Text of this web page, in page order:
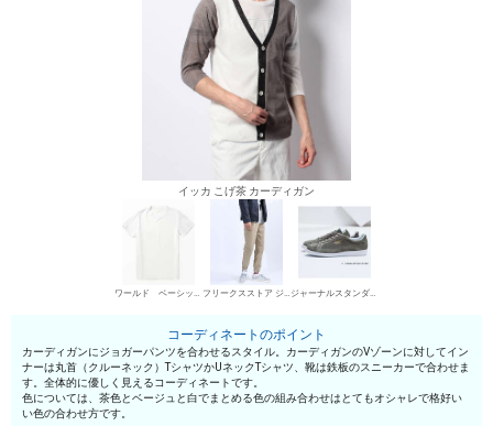
イッカ こげ茶 カーディガン
ワールド ベーシックス 丸首Tシャツ フリークスストア ジョガーパンツ ジャーナルスタンダード ローカットスニーカー
コーディネートのポイント
カーディガンにジョガーパンツを合わせるスタイル。カーディガンのVゾーンに対してイン
ナーは丸首（クルーネック）TシャツかUネックTシャツ、靴は鉄板のスニーカーで合わせま
す。全体的に優しく見えるコーディネートです。
色については、茶色とベージュと白でまとめる色の組み合わせはとてもオシャレで格好い
い色の合わせ方です。